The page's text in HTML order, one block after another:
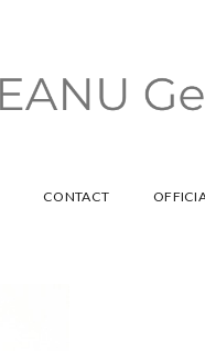
CONTACT